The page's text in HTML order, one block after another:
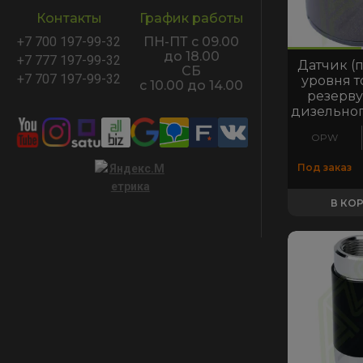
код:4602
Датчик
уровня
OPW
Под заказ
В
код:4834
Контакты
+7 700 197-99-32
+7 777 197-99-32
+7 707 197-99-32
График работы
ПН-ПТ с 09.00
до 18.00
СБ
с 10.00 до 14.00